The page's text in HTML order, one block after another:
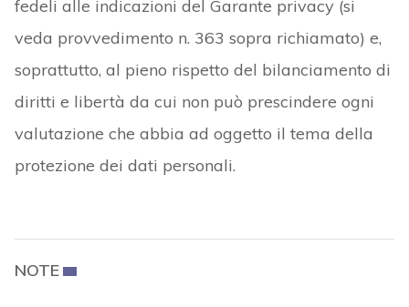
fedeli alle indicazioni del Garante privacy (si
veda provvedimento n. 363 sopra richiamato) e,
soprattutto, al pieno rispetto del bilanciamento di
diritti e libertà da cui non può prescindere ogni
valutazione che abbia ad oggetto il tema della
protezione dei dati personali.
NOTE